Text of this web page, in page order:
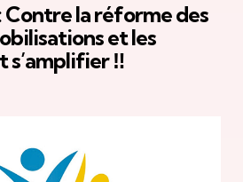
Contre la réforme des
et les
s’amplifier ‼️